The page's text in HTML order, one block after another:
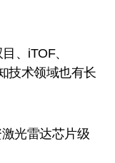
、iTOF、
技术领域也有长
光雷达芯片级